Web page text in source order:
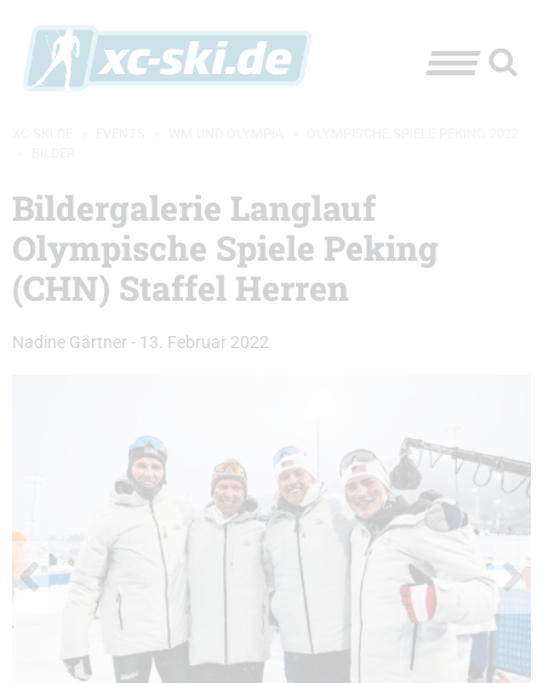
Bildergalerie Langlauf
Olympische Spiele Peking
(CHN) Staffel Herren
Nadine Gärtner - 13. Februar 2022